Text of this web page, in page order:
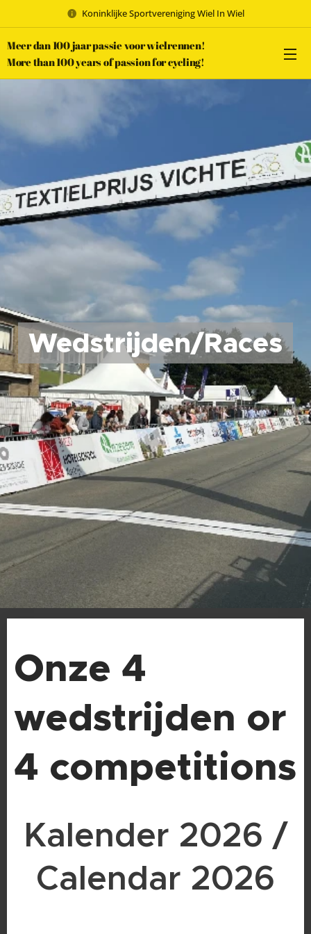
Koninklijke Sportvereniging Wiel In Wiel
Meer dan 100 jaar passie voor wielrennen!
More than 100 years of passion for cycling!
Wedstrijden/Races
Onze 4
wedstrijden or
4 competitions
Kalender 2026 /
Calendar 2026